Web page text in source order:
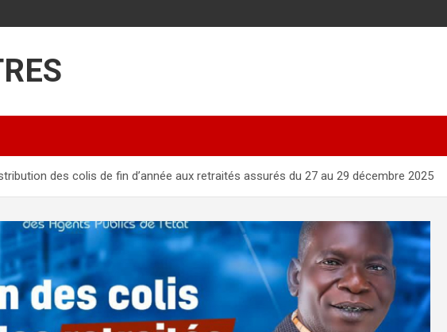
des colis de fin d’année aux retraités assurés du 27 au 29 décembre 2025